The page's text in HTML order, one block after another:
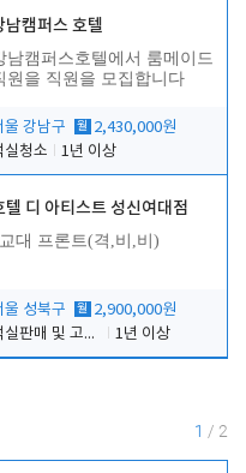
남캠퍼스 호텔
남캠퍼스호텔에서 룸메이드
원을 직원을 모집합니다
울 강남구 월 2,430,000원
실청소
1년 이상
텔 디 아티스트 성신여대점
대 프론트(격,비,비)
울 성북구 월 2,900,000원
객실판매 및 고객응대
1년 이상
1 / 2